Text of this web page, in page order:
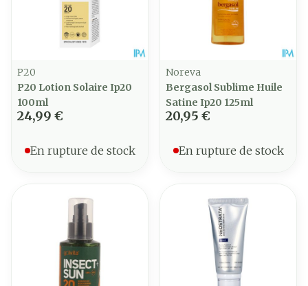
P20
P20 Lotion Solaire Ip20
100ml
24,99 €
En rupture de stock
Noreva
Bergasol Sublime Huile
Satine Ip20 125ml
20,95 €
En rupture de stock